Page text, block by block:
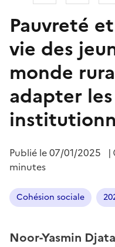
Pauvreté
vie des
monde
adapter
Publié le07/01/2025 |
minutes
Cohésion sociale
Noor-Yasmin